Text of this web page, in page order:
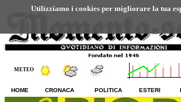
Utilizziamo i cookies per migliorare la tua
METEO
HOME CRONACA POLITICA ESTERI